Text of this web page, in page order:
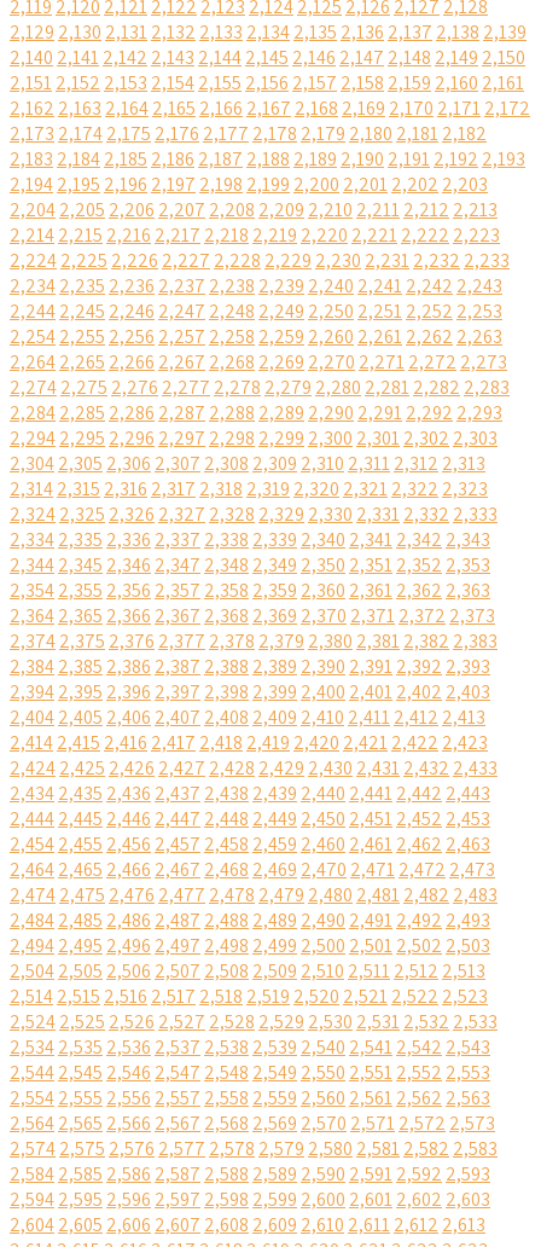
2,119 2,120 2,1212,122 2,123 2,1242,125 2,126 2,127 2,128
2,129 2,130 2,1312,132 2,133 2,1342,135 2,136 2,137 2,138 2,139
2,140 2,1412,142 2,143 2,1442,145 2,146 2,147 2,148 2,149 2,150
2,1512,152 2,153 2,1542,155 2,156 2,157 2,158 2,159 2,160 2,161
2,162 2,163 2,1642,165 2,166 2,167 2,168 2,169 2,170 2,1712,172
2,173 2,1742,175 2,176 2,177 2,178 2,179 2,180 2,1812,182
2,183 2,1842,185 2,186 2,187 2,188 2,189 2,190 2,1912,192 2,193
2,1942,195 2,196 2,197 2,198 2,199 2,200 2,2012,202 2,203
2,2042,205 2,206 2,207 2,208 2,209 2,210 2,2112,212 2,213
2,2142,215 2,216 2,217 2,218 2,219 2,220 2,2212,222 2,223
2,2242,225 2,226 2,227 2,228 2,229 2,230 2,2312,232 2,233
2,2342,235 2,236 2,237 2,238 2,239 2,240 2,2412,242 2,243
2,2442,245 2,246 2,247 2,248 2,249 2,250 2,2512,252 2,253
2,2542,255 2,256 2,257 2,258 2,259 2,260 2,2612,262 2,263
2,2642,265 2,266 2,267 2,268 2,269 2,270 2,2712,272 2,273
2,2742,275 2,276 2,277 2,278 2,279 2,280 2,2812,282 2,283
2,2842,285 2,286 2,287 2,288 2,289 2,290 2,2912,292 2,293
2,2942,295 2,296 2,297 2,298 2,299 2,300 2,3012,302 2,303
2,3042,305 2,306 2,307 2,308 2,309 2,310 2,3112,312 2,313
2,3142,315 2,316 2,317 2,318 2,319 2,320 2,3212,322 2,323
2,3242,325 2,326 2,327 2,328 2,329 2,330 2,3312,332 2,333
2,3342,335 2,336 2,337 2,338 2,339 2,340 2,3412,342 2,343
2,3442,345 2,346 2,347 2,348 2,349 2,350 2,3512,352 2,353
2,3542,355 2,356 2,357 2,358 2,359 2,360 2,3612,362 2,363
2,3642,365 2,366 2,367 2,368 2,369 2,370 2,3712,372 2,373
2,3742,375 2,376 2,377 2,378 2,379 2,380 2,3812,382 2,383
2,3842,385 2,386 2,387 2,388 2,389 2,390 2,3912,392 2,393
2,3942,395 2,396 2,397 2,398 2,399 2,400 2,4012,402 2,403
2,4042,405 2,406 2,407 2,408 2,409 2,410 2,4112,412 2,413
2,4142,415 2,416 2,417 2,418 2,419 2,420 2,4212,422 2,423
2,4242,425 2,426 2,427 2,428 2,429 2,430 2,4312,432 2,433
2,4342,435 2,436 2,437 2,438 2,439 2,440 2,4412,442 2,443
2,4442,445 2,446 2,447 2,448 2,449 2,450 2,4512,452 2,453
2,4542,455 2,456 2,457 2,458 2,459 2,460 2,4612,462 2,463
2,4642,465 2,466 2,467 2,468 2,469 2,470 2,4712,472 2,473
2,4742,475 2,476 2,477 2,478 2,479 2,480 2,4812,482 2,483
2,4842,485 2,486 2,487 2,488 2,489 2,490 2,4912,492 2,493
2,4942,495 2,496 2,497 2,498 2,499 2,500 2,5012,502 2,503
2,5042,505 2,506 2,507 2,508 2,509 2,510 2,5112,512 2,513
2,5142,515 2,516 2,517 2,518 2,519 2,520 2,5212,522 2,523
2,5242,525 2,526 2,527 2,528 2,529 2,530 2,5312,532 2,533
2,5342,535 2,536 2,537 2,538 2,539 2,540 2,5412,542 2,543
2,5442,545 2,546 2,547 2,548 2,549 2,550 2,5512,552 2,553
2,5542,555 2,556 2,557 2,558 2,559 2,560 2,5612,562 2,563
2,5642,565 2,566 2,567 2,568 2,569 2,570 2,5712,572 2,573
2,5742,575 2,576 2,577 2,578 2,579 2,580 2,5812,582 2,583
2,5842,585 2,586 2,587 2,588 2,589 2,590 2,5912,592 2,593
2,5942,595 2,596 2,597 2,598 2,599 2,600 2,6012,602 2,603
2,6042,605 2,606 2,607 2,608 2,609 2,610 2,6112,612 2,613